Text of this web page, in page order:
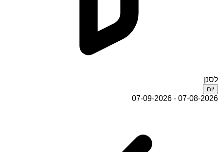
לסנן
יום
07-08-2026 - 07-09-2026